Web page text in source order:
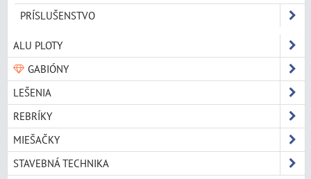
PRÍSLUŠENSTVO
ALU PLOTY
GABIÓNY
LEŠENIA
REBRÍKY
MIEŠAČKY
STAVEBNÁ TECHNIKA